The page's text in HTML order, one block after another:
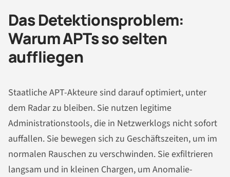
Das Detektionsproblem:
Warum APTs so selten
auffliegen
Staatliche APT-Akteure sind darauf optimiert, unter
dem Radar zu bleiben. Sie nutzen legitime
Administrationstools, die in Netzwerklogs nicht sofort
auffallen. Sie bewegen sich zu Geschäftszeiten, um im
normalen Rauschen zu verschwinden. Sie exfiltrieren
langsam und in kleinen Chargen, um Anomalie-